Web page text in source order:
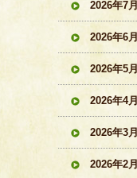
2026年7月
2026年6月
2026年5月
2026年4月
2026年3月
2026年2月